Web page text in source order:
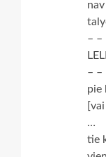
– –
– –
pie
…
tie